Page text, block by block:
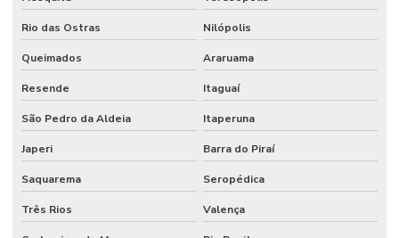
Distribuidor De Mangueira Pneumática
Distribuidor De Mangueira Preta Óleo
Distribuidora De Mangote Bomba De Concreto Mg
Distribuidora De Mangueira Boca De Forno Em São Paulo
Distribuidora Mangueira Solda Minas Gerais
Rio das Ostras Nilópolis
Queimados Araruama
Resende Itaguaí
São Pedro da Aldeia Itaperuna
Japeri Barra do Piraí
Saquarema Seropédica
Três Rios Valença